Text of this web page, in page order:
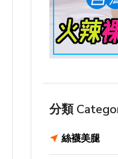
分類
絲襪美腿